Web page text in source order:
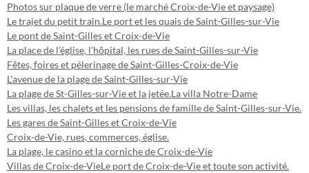
Photos sur plaque de verre (le marché Croix-de-Vie et paysage)
Le trajet du petit train.Le port et les quais de Saint-Gilles-sur-Vie
Le pont de Saint-Gilles et Croix-de-Vie
La place de l'église, l'hôpital, les rues de Saint-Gilles-sur-Vie
Fêtes, foires et pélerinage de Saint-Gilles-Croix-de-Vie
L'avenue de la plage de Saint-Gilles-sur-Vie
La plage de St-Gilles-sur-Vie et la jetée.La villa Notre-Dame
Les villas, les chalets et les pensions de famille de Saint-Gilles-sur-Vie.
Les gares de Saint-Gilles et Croix-de-Vie
Croix-de-Vie, rues, commerces, église.
La plage, le casino et la corniche de Croix-de-Vie
Villas de Croix-de-VieLe port de Croix-de-Vie et toute son activité.